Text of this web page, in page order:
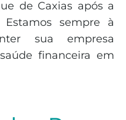
de Caxias após a
sempre à
sua empresa
financeira em